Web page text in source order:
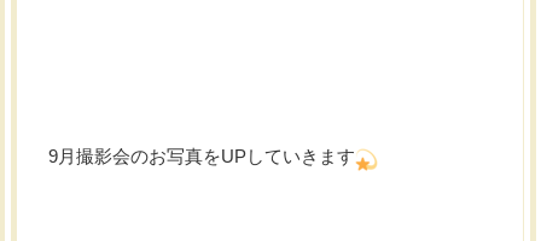
9月撮影会のお写真をUPしていきます